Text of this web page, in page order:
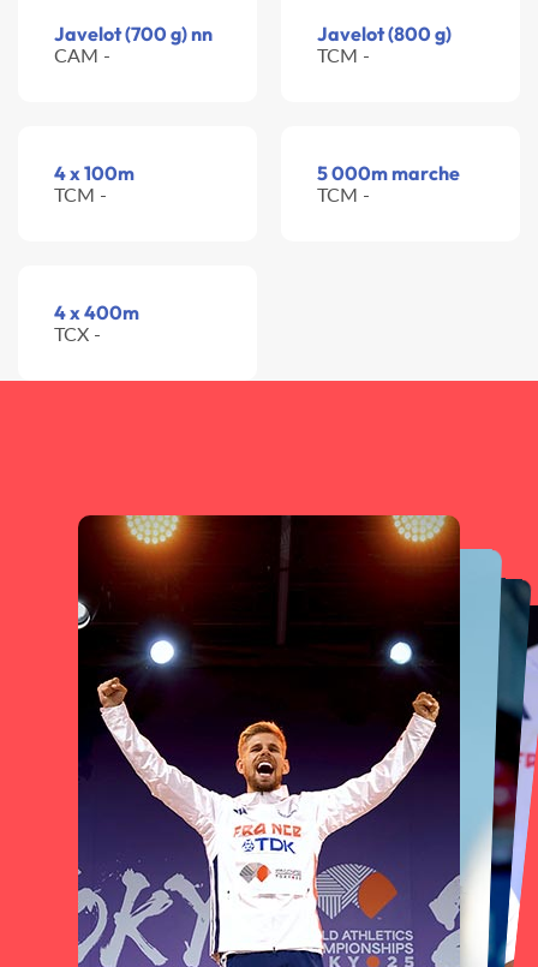
Javelot (700 g) nn
CAM -
Javelot (800 g)
TCM -
4 x 100m
TCM -
5 000m marche
TCM -
4 x 400m
TCX -